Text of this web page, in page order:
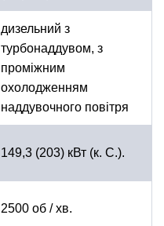
дизельний з
турбонаддувом, з
проміжним
охолодженням
наддувочного повітря
149,3 (203) кВт (к. С.).
2500 об / хв.